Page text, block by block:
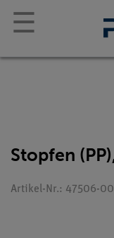
☰
Stopfen
Artikel-Nr.: 47506-